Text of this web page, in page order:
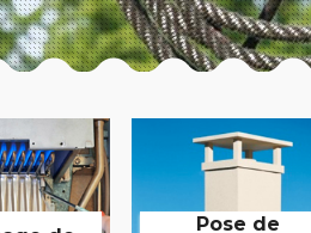
Pose de